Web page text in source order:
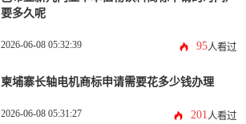
要多久呢
2026-06-08 05:32:39 95人看过
柬埔寨长轴电机商标申请需要花多少钱办理
2026-06-08 05:31:27 201人看过